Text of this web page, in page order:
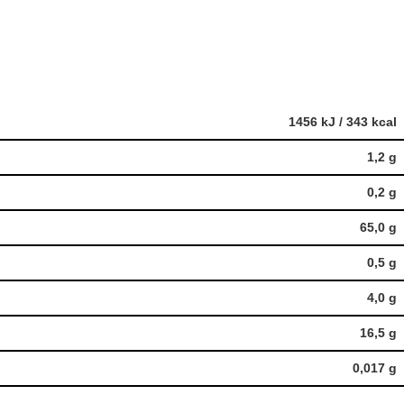
1456 kJ / 343 kcal
1,2 g
0,2 g
65,0 g
0,5 g
4,0 g
16,5 g
0,017 g